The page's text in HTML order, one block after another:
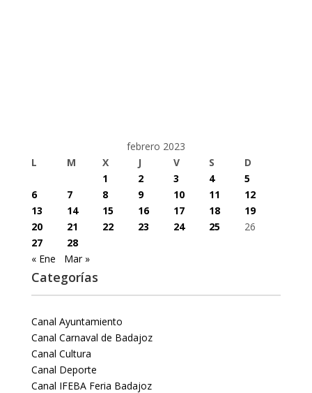
febrero 2023
L
M X J V S
D
1
2 3 4
5
6
7 8 9 10 11
12
13
14 15 16 17 18
19
20
21 22 23 24 25
26
27
28
« Ene
Mar »
Categorías
Canal Ayuntamiento
Canal Carnaval de Badajoz
Canal Cultura
Canal Deporte
Canal IFEBA Feria Badajoz